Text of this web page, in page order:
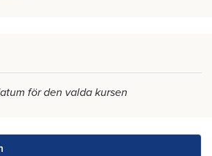
för den valda kursen